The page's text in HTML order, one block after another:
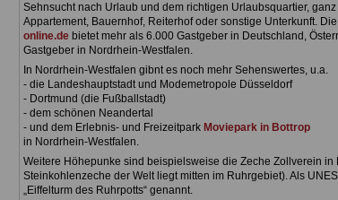
Sehnsucht nach Urlaub und dem richtigen Urlaubsquartier,
Appartement, Bauernhof, Reiterhof oder sonstige Unterkunft.
online.debietet mehr als 6.000 Gastgeber in Deutschland,
Gastgeber in Nordrhein-Westfalen.
In Nordrhein-Westfalen gibnt es noch mehr Sehenswertes, u.a.
- die Landeshauptstadt und Modemetropole Düsseldorf
- Dortmund (die Fußballstadt)
- dem schönen Neandertal
- und dem Erlebnis- und Freizeitpark Moviepark in Bottrop
in Nordrhein-Westfalen.
Weitere Höhepunke sind beispielsweise die Zeche Zollverein in
Steinkohlenzeche der Welt liegt mitten im Ruhrgebiet). Als
„Eiffelturm des Ruhrpotts“ genannt.